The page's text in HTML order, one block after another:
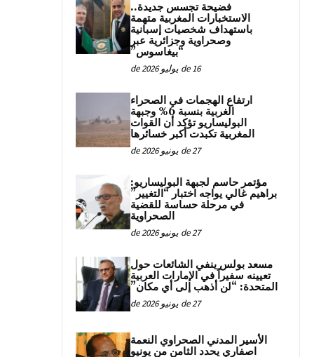
فضيحة تجسس جديدة..
الاستخبارات المغربية متهمة
باستهداف شخصيات إسبانية
وصحراوية وجزائرية عبر
“بيغاسوس”
16 de يوليو de 2026
ارتفاع الهجمات في الصحراء
الغربية بنسبة 6% وجبهة
البوليساريو تؤكد أن القوات
المغربية تكبدت أكبر خسائرها
27 de يونيو de 2026
مؤتمر حاسم لجبهة البوليساريو:
براهيم غالي يواجه اختبار “التغيير”
في مرحلة حساسة للقضية
الصحراوية
27 de يونيو de 2026
مسعد بولس ينفي الشائعات حول
تعيينه سفيراً في الإمارات العربية
المتحدة: “لن أذهب إلى أي مكان”
27 de يونيو de 2026
الأسير المدني الصحراوي النعمة
اصفاري يحدد الثامن من يونيو